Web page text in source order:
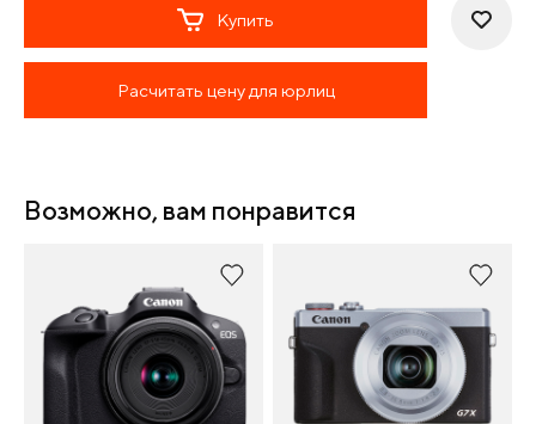
Купить
Расчитать цену для юрлиц
Возможно, вам понравится